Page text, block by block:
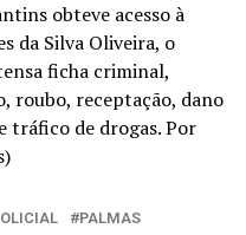
obteve acesso à
da Silva Oliveira, o
ficha criminal,
roubo, receptação, dano
tráfico de drogas. Por
PALMAS